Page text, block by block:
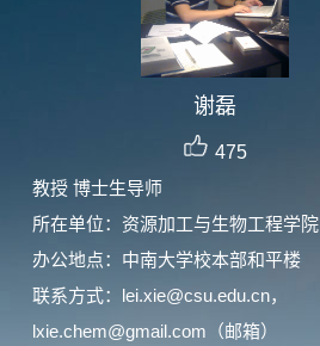
谢磊
475
教授 博士生导师
所在单位：资源加工与生物工程学院
办公地点：中南大学校本部和平楼
联系方式：lei.xie@csu.edu.cn，
lxie.chem@gmail.com（邮箱）